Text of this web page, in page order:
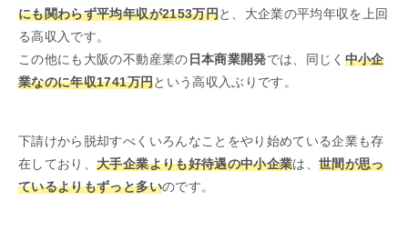
にも関わらず平均年収が2153万円と、大企業の平均年収を上回
る高収入です。
この他にも大阪の不動産業の 日本商業開発では、同じく 中小企
業なのに年収1741万円という高収入ぶりです。
下請けから脱却すべくいろんなことをやり始めている企業も存
在しており、大手企業よりも好待遇の中小企業は、世間が思っ
ているよりもずっと多いのです。